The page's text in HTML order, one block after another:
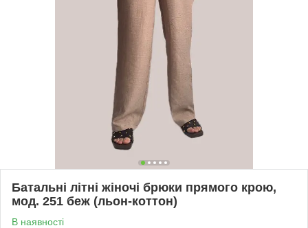
Батальні літні жіночі брюки прямого крою,
мод. 251 беж (льон-коттон)
В наявності